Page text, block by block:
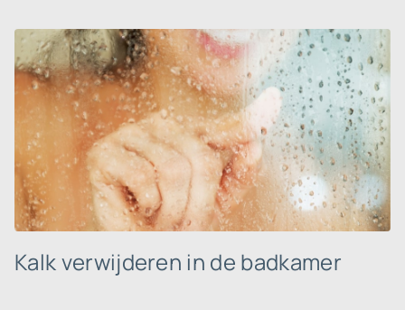
Kalk verwijderen in de badkamer